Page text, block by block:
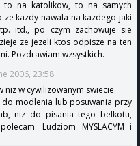
na katolikow, to na samych
kazdy nawala na kazdego jaki
itd., po czym zachowuje sie
ze jezeli ktos odpisze na ten
Pozdrawiam wzsystkich.
2006, 23:58
niz w cywilizowanym swiecie.
modlenia lub posuwania przy
niz do pisania tego belkotu,
Ludziom MYSLACYM i